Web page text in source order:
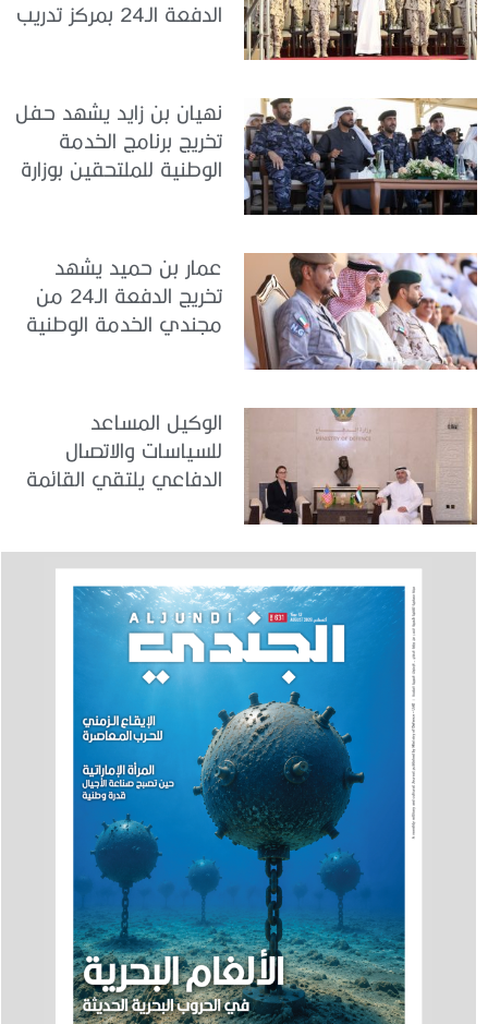
الدفعة الـ24 بمركز تدريب
نهيان بن زايد يشهد حفل
تخريج برنامج الخدمة
الوطنية للملتحقين بوزارة
عمار بن حميد يشهد
تخريج الدفعة الـ24 من
مجندي الخدمة الوطنية
الوكيل المساعد
للسياسات والاتصال
الدفاعي يلتقي القائمة